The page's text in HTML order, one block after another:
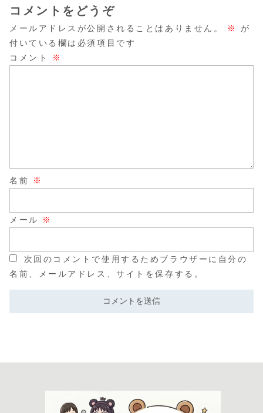
コメントをどうぞ
メールアドレスが公開されることはありません。 ※
が
付いている欄は必須項目です
コメント
※
名前 ※
メール ※
次回のコメントで使用するためブラウザーに自分の
名前、メールアドレス、サイトを保存する。